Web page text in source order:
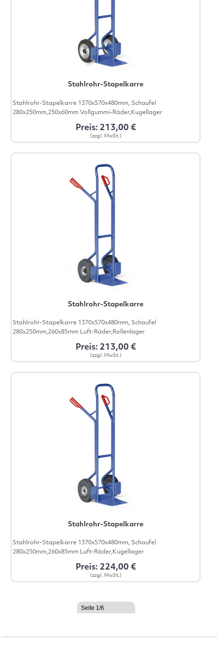
Stahlrohr-Stapelkarre
Stahlrohr-Stapelkarre 1370x570x480mm, Schaufel
280x250mm,250x60mm Vollgummi-Räder,Kugellager
Preis: 213,00 €
(zzgl. MwSt.)
Stahlrohr-Stapelkarre
Stahlrohr-Stapelkarre 1370x570x480mm, Schaufel
280x250mm,260x85mm Luft-Räder,Rollenlager
Preis: 213,00 €
(zzgl. MwSt.)
Stahlrohr-Stapelkarre
Stahlrohr-Stapelkarre 1370x570x480mm, Schaufel
280x250mm,260x85mm Luft-Räder,Kugellager
Preis: 224,00 €
(zzgl. MwSt.)